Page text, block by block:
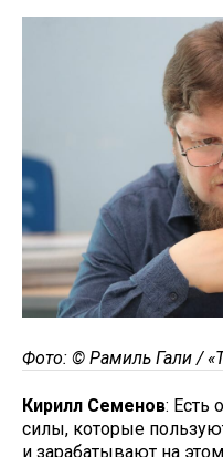
Фото: © Рамиль Гали /
Кирилл Семенов: Есть
силы, которые
и зарабатывают на